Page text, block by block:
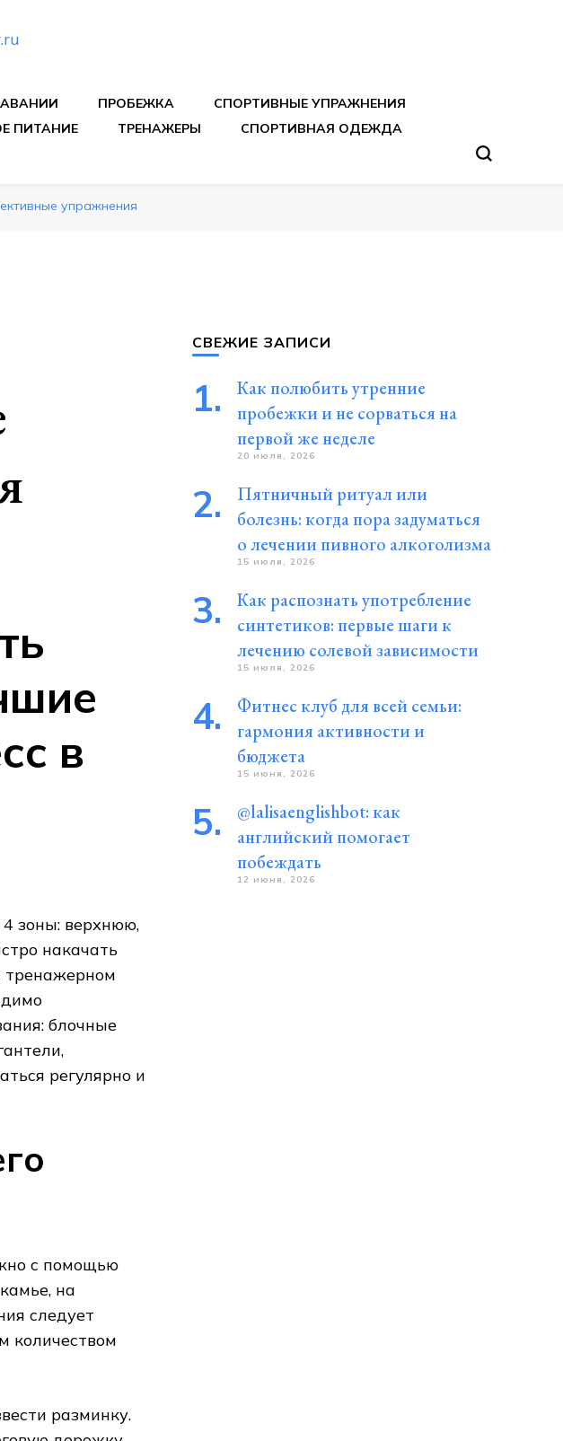
ПРОБЕЖКА
СПОРТИВНЫЕ УПРАЖНЕНИЯ
ПИТАНИЕ ТРЕНАЖЕРЫ СПОРТИВНАЯ ОДЕЖДА
упражнения
в
зоны: верхнюю,
накачать
тренажерном
блочные
регулярно и
с помощью
на
следует
количеством
разминку.
СВЕЖИЕ ЗАПИСИ
Как полюбить утренние
пробежки и не сорваться на
первой же неделе
20 июля, 2026
Пятничный ритуал или
болезнь: когда пора задуматься
о лечении пивного алкоголизма
15 июля, 2026
Как распознать употребление
синтетиков: первые шаги к
лечению солевой зависимости
15 июля, 2026
Фитнес клуб для всей семьи:
гармония активности и
бюджета
15 июня, 2026
@lalisaenglishbot: как
английский помогает
побеждать
12 июня, 2026